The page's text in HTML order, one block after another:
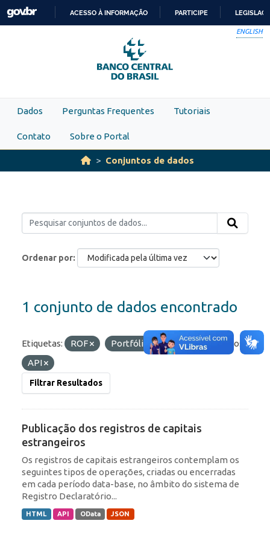
Skip to main content
PARA
O
CONTEÚDO
ACESSO À INFORMAÇÃO PARTICIPE
ENGLISH
Dados Perguntas Frequentes Tutoriais
Contato Sobre o Portal
Conjuntos de dados
Ordenar por
1 conjunto de dados encontrado
Etiquetas: ROF Portfólio IED
Formatos:
API
Filtrar Resultados
Publicação dos registros de capitais
estrangeiros
Os registros de capitais estrangeiros contemplam os
seguintes tipos de operações, criadas ou encerradas
em cada período data-base, no âmbito do sistema de
Registro Declaratório...
HTML API OData JSON